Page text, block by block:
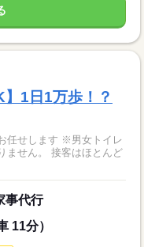
】1日1万歩！？
任せします ※男女トイレ
事代行
11分）